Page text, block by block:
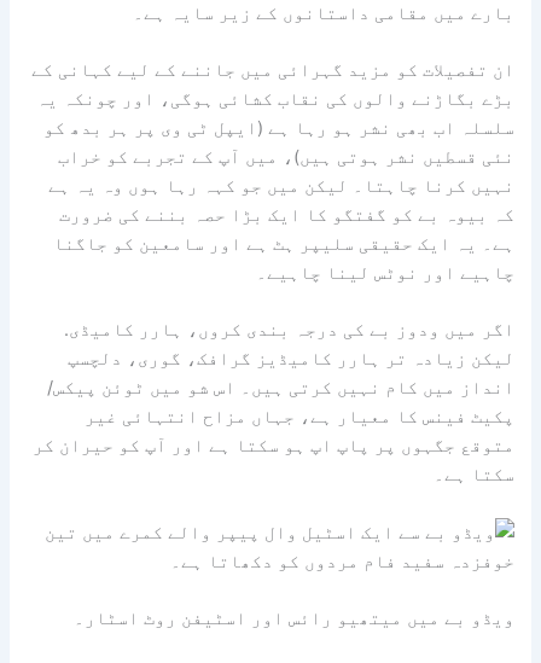
بارے میں مقامی داستانوں کے زیر سایہ ہے۔
ان تفصیلات کو مزید گہرائی میں جاننے کے لیے کہانی کے
بڑے بگاڑنے والوں کی نقاب کشائی ہوگی، اور چونکہ یہ
سلسلہ اب بھی نشر ہو رہا ہے (ایپل ٹی وی پر ہر بدھ کو
نئی قسطیں نشر ہوتی ہیں)، میں آپ کے تجربے کو خراب
نہیں کرنا چاہتا۔ لیکن میں جو کہہ رہا ہوں وہ یہ ہے
کہ بیوہ بے کو گفتگو کا ایک بڑا حصہ بننے کی ضرورت
ہے۔ یہ ایک حقیقی سلیپر ہٹ ہے اور سامعین کو جاگنا
چاہیے اور نوٹس لینا چاہیے۔
اگر میں ودوز بے کی درجہ بندی کروں، ہارر کامیڈی.
لیکن زیادہ تر ہارر کامیڈیز گرافک، گوری، دلچسپ
انداز میں کام نہیں کرتی ہیں۔ اس شو میں ٹوئن پیکس/
پکیٹ فینس کا معیار ہے، جہاں مزاح انتہائی غیر
متوقع جگہوں پر پاپ اپ ہو سکتا ہے اور آپ کو حیران کر
سکتا ہے۔
ویڈو بے میں میتھیو رائس اور اسٹیفن روٹ اسٹار۔